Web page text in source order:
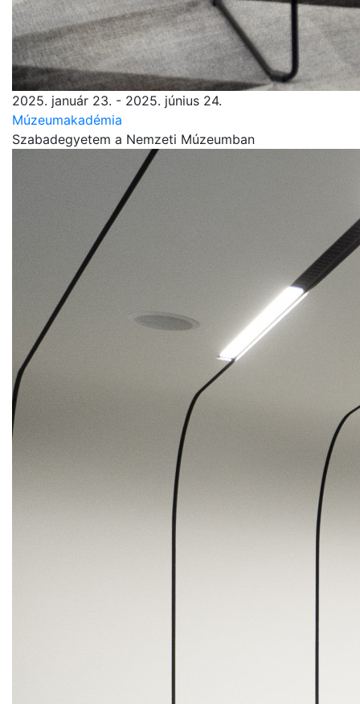
2025. január 23. - 2025. június 24.
Múzeumakadémia
Szabadegyetem a Nemzeti Múzeumban